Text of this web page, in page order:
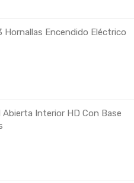
Hornallas Encendido Eléctrico
Interior HD Con Base